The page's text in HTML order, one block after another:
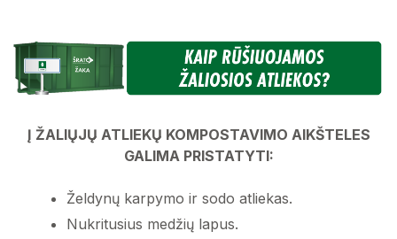
Į ŽALIŲJŲ ATLIEKŲ KOMPOSTAVIMO AIKŠTELES
GALIMA PRISTATYTI:
Želdynų karpymo ir sodo atliekas.
Nukritusius medžių lapus.